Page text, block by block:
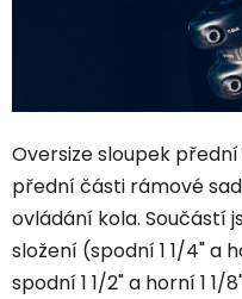
Oversize sloupek
přední části rámové
ovládání kola. Součástí
složení (spodní 1 1/4" a
spodní 1 1/2" a horní 1